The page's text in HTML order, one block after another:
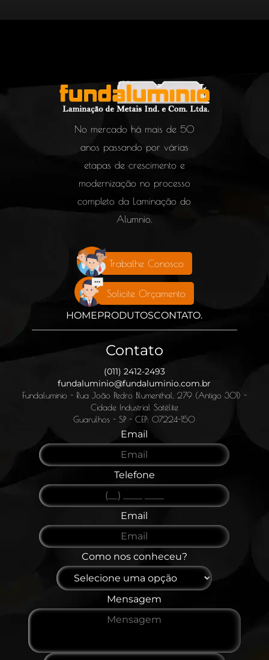
No mercado há mais de 50
anos passando por várias
etapas de crescimento e
modernização no processo
completo da Laminação do
Alumnio.
Trabalhe Conosco
Solicite Orçamento
HOMEPRODUTOSCONTATO.
Contato
(011) 2412-2493
fundaluminio@fundaluminio.com.br
Fundaluminio - Rua João Pedro Blumenthal, 279 (Antigo 301) -
Cidade Industrial Satélite
Guarulhos - SP - CEP: 07224-150
Email
Telefone
Email
Como nos conheceu?
Mensagem